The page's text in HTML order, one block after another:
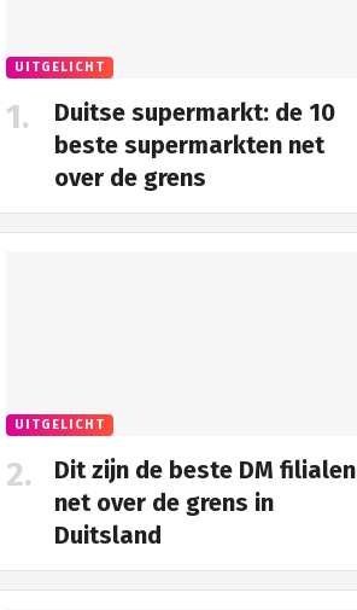
UITGELICHT
Duitse supermarkt: de 10
beste supermarkten net
over de grens
UITGELICHT
Dit zijn de beste DM filialen
net over de grens in
Duitsland